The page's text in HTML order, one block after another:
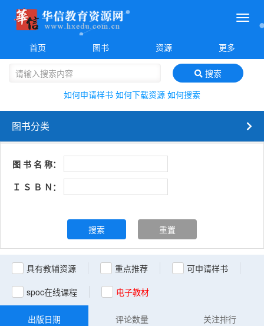
菜
首页
图书 资源 更多
搜索
如何申请样书 如何下载资源 如何搜索
图书分类
图 书 名 称：
Ｉ Ｓ Ｂ Ｎ：
搜索 重置
具有教辅资源 重点推荐
可申请样书
spoc在线课程
电子教材
关注排行
评论数量
出版日期